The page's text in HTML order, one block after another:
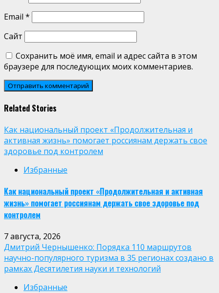
Email *
Сайт
Сохранить моё имя, email и адрес сайта в этом
браузере для последующих моих комментариев.
Related Stories
Как национальный проект «Продолжительная и
активная жизнь» помогает россиянам держать свое
здоровье под контролем
Избранные
Как национальный проект «Продолжительная и активная
жизнь» помогает россиянам держать свое здоровье под
контролем
7 августа, 2026
Дмитрий Чернышенко: Порядка 110 маршрутов
научно-популярного туризма в 35 регионах создано в
рамках Десятилетия науки и технологий
Избранные